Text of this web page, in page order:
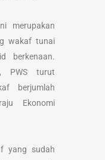
merupakan
wakaf tunai
berkenaan.
PWS turut
berjumlah
Ekonomi
yang sudah